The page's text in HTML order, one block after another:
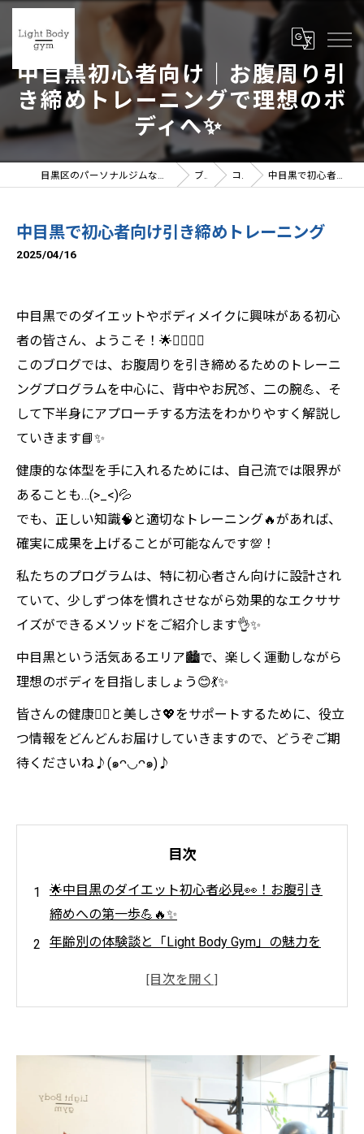
中目黒初心者向け｜お腹周り引
き締めトレーニングで理想のボ
ディへ✨
目黒区のパーソナルジムならLight Body gymへ | 女性トレーナー在籍 ブログ コラム 中目黒で初心者向け引き締めトレーニング
中目黒で初心者向け引き締めトレーニング
2025/04/16
中目黒でのダイエットやボディメイクに興味がある初心
者の皆さん、ようこそ！🌟🏃‍♀️🏋️‍♂️
このブログでは、お腹周りを引き締めるためのトレーニ
ングプログラムを中心に、背中やお尻🍑、二の腕💪、そ
して下半身にアプローチする方法をわかりやすく解説し
ていきます📘✨
健康的な体型を手に入れるためには、自己流では限界が
あることも…(>_<)💦
でも、正しい知識🧠と適切なトレーニング🔥があれば、
確実に成果を上げることが可能なんです💯！
私たちのプログラムは、特に初心者さん向けに設計され
ていて、少しずつ体を慣れさせながら効果的なエクササ
イズができるメソッドをご紹介します👌✨
中目黒という活気あるエリア🏙️で、楽しく運動しながら
理想のボディを目指しましょう😊💃✨
皆さんの健康🧘‍♀️と美しさ💖をサポートするために、役立
つ情報をどんどんお届けしていきますので、どうぞご期
待くださいね♪(๑ᴖ◡ᴖ๑)♪
目次
🌟中目黒のダイエット初心者必見👀！お腹引き
締めへの第一歩💪🔥✨
年齢別の体験談と「Light Body Gym」の魅力を
🧑‍💻30代男性｜デスクワークの“隠れ肥満”から